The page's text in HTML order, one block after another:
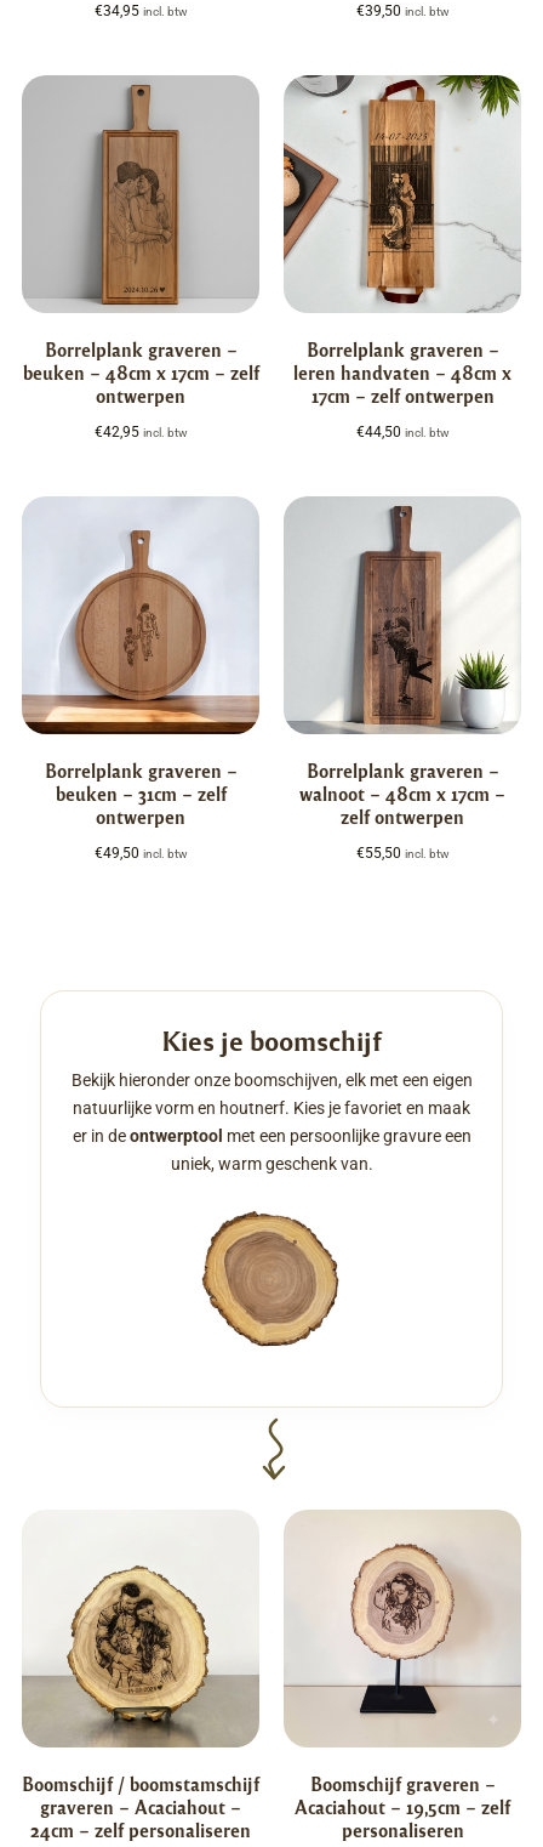
€34,95 incl. btw €39,50 incl. btw
Borrelplank graveren –
beuken – 48cm x 17cm – zelf
ontwerpen
€42,95 incl. btw
Borrelplank graveren –
leren handvaten – 48cm x
17cm – zelf ontwerpen
€44,50 incl. btw
Borrelplank graveren –
beuken – 31cm – zelf
ontwerpen
€49,50 incl. btw
Borrelplank graveren –
walnoot – 48cm x 17cm –
zelf ontwerpen
€55,50 incl. btw
Kies je boomschijf
Bekijk hieronder onze boomschijven, elk met een eigen
natuurlijke vorm en houtnerf. Kies je favoriet en maak
er in deontwerptool met een persoonlijke gravure een
uniek, warm geschenk van.
Boomschijf / boomstamschijf
graveren – Acaciahout –
24cm – zelf personaliseren
Boomschijf graveren –
Acaciahout – 19,5cm – zelf
personaliseren